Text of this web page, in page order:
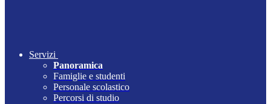
Servizi
Panoramica
Famiglie e studenti
Personale scolastico
Percorsi di studio